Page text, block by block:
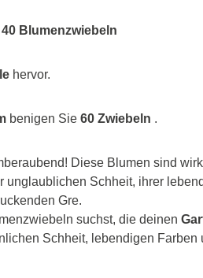
40 Blumenzwiebeln
hervor.
benigen Sie 60 Zwiebeln .
Diese Blumen sind
unglaublichen Schheit, ihrer
Gre.
suchst, die deinen
Schheit, lebendigen Farben